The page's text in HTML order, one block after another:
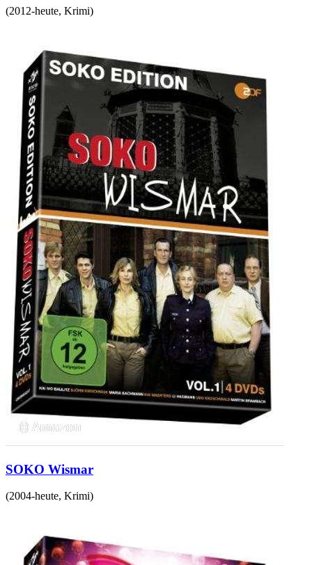
(2012-heute, Krimi)
SOKO Wismar
(2004-heute, Krimi)